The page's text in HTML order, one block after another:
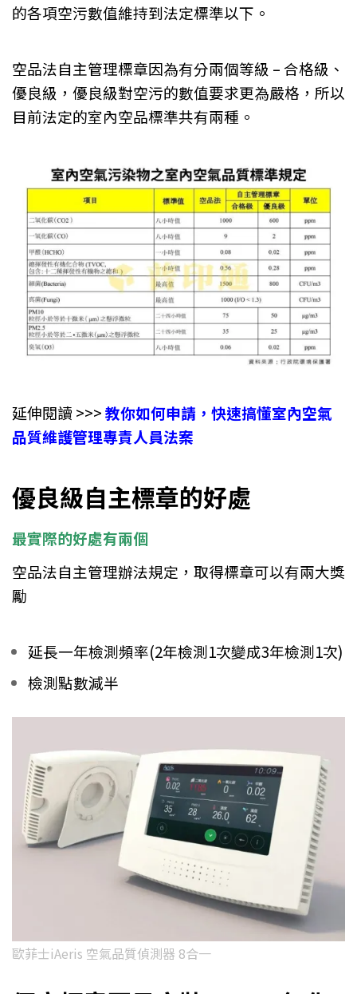
的各項空污數值維持到法定標準以下。
空品法自主管理標章因為有分兩個等級 – 合格級、
優良級，優良級對空污的數值要求更為嚴格，所以
目前法定的室內空品標準共有兩種。
延伸閱讀 >>>教你如何申請，快速搞懂室內空氣
品質維護管理專責人員法案
優良級自主標章的好處
最實際的好處有兩個
空品法自主管理辦法規定，取得標章可以有兩大獎
勵
延長一年檢測頻率(2年檢測1次變成3年檢測1次)
檢測點數減半
歐菲士iAeris 空氣品質偵測器 8合一